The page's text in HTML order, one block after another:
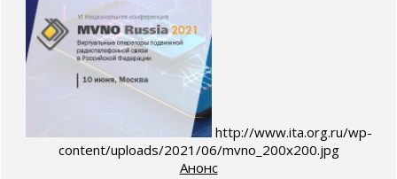
http://www.ita.org.ru/wp-
content/uploads/2021/06/mvno_200х200.jpg
Анонс